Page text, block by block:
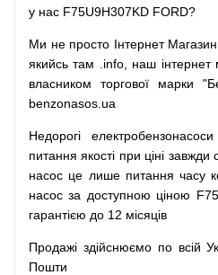
у нас F75U9H307KD FORD?
Ми не просто Інтернет Магазин
якийсь там .info, наш інтернет
власником
торгової марки "
benzonasos.ua
Недорогі електробензонасоси
питання якості при ціні завжди
насос це лише питання часу
насос за доступною ціною
гарантією до 12 місяців
Продажі здійснюємо по всій
Пошти